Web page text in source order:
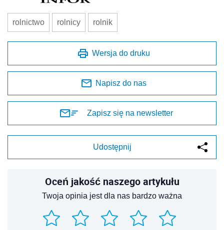
rolnictwo rolnicy rolnik
Wersja do druku
Napisz do nas
Zapisz się na newsletter
Udostępnij
Oceń jakość naszego artykułu
Twoja opinia jest dla nas bardzo ważna